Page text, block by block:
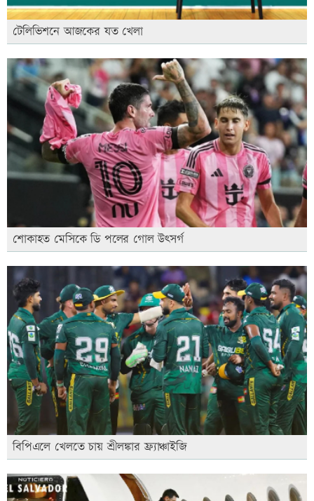
টেলিভিশনে আজকের যত খেলা
শোকাহত মেসিকে ডি পলের গোল উৎসর্গ
বিপিএলে খেলতে চায় শ্রীলঙ্কার ফ্র্যাঞ্চাইজি